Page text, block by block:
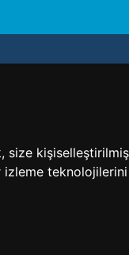
size
teknolojilerini